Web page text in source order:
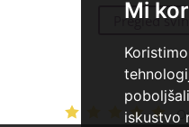
Mi
iskustvo
tarot
tel:0,93€
MIRA
/ Kod 72
Pregled